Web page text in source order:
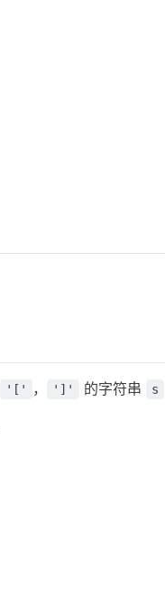
'[' ， ']' 的字符串 s